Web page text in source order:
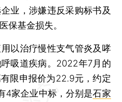
业，涉嫌违反采购标书及
保基金损失。
治疗慢性支气管炎及哮
吸道疾病。2022年7月的
限申报价为22.9元，约定
4家企业中标，分别是石家